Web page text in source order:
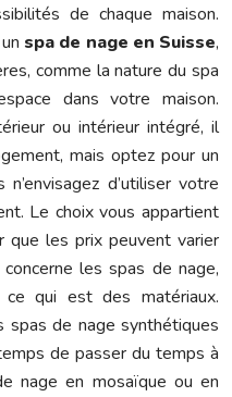
de chaque maison.
spa de nage en Suisse,
comme la nature du spa
dans votre maison.
ou intérieur intégré, il
mais optez pour un
d’utiliser votre
Le choix vous appartient
que les prix peuvent varier
les spas de nage,
qui est des matériaux.
spas de nage synthétiques
de passer du temps à
nage en mosaïque ou en